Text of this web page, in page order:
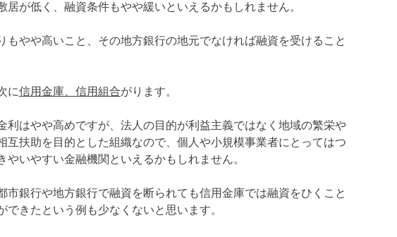
が低く、融資条件もやや緩いといえるかもしれません。
やや高いこと、その地方銀行の地元でなければ融資を受けること
に信用金庫、信用組合がります。
利はやや高めですが、法人の目的が利益主義ではなく地域の繁栄や
互扶助を目的とした組織なので、個人や小規模事業者にとってはつ
やいやすい金融機関といえるかもしれません。
市銀行や地方銀行で融資を断られても信用金庫では融資をひくこと
できたという例も少なくないと思います。